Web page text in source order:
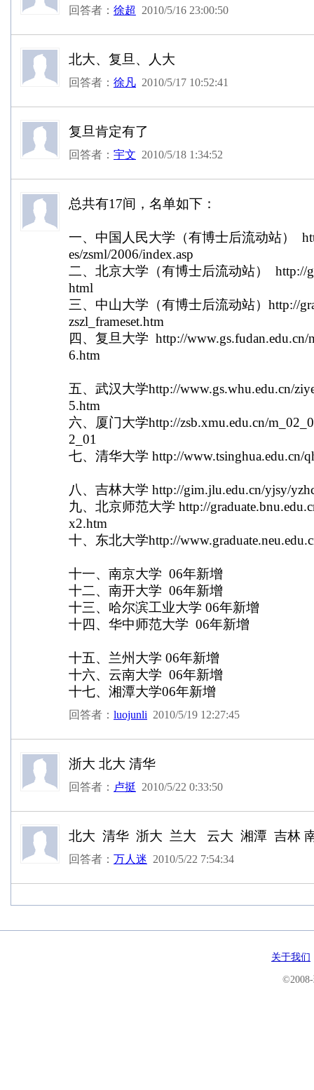
回答者： 徐超 2010/5/16 23:00:50
北大、复旦、人大
回答者： 徐凡 2010/5/17 10:52:41
复旦肯定有了
回答者： 宇文 2010/5/18 1:34:52
总共有17间，名单如下：
一、中国人民大学（有博士后流动站）
es/zsml/2006/index.asp
二、北京大学（有博士后流动站） http://
html
三、中山大学（有博士后流动站）http://
zszl_frameset.htm
四、复旦大学 http://www.gs.fudan.edu.cn/
6.htm
五、武汉大学http://www.gs.whu.edu.cn/
5.htm
六、厦门大学http://zsb.xmu.edu.cn/
2_01
七、清华大学 http://www.tsinghua.edu.cn/
八、吉林大学 http://gim.jlu.edu.cn/yjsy/
九、北京师范大学 http://
x2.htm
十、东北大学http://
十一、南京大学 06年新增
十二、南开大学 06年新增
十三、哈尔滨工业大学 06年新增
十四、华中师范大学 06年新增
十五、兰州大学 06年新增
十六、云南大学 06年新增
十七、湘潭大学06年新增
回答者： luojunli 2010/5/19 12:27:45
浙大 北大 清华
回答者： 卢挺 2010/5/22 0:33:50
北大 清华 浙大 兰大 云大 湘潭 吉林
回答者： 万人迷 2010/5/22 7:54:34
关于我们